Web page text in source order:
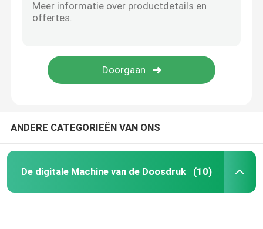
ANDERE CATEGORIEËN VAN ONS
De digitale Machine van de Doosdruk (10)